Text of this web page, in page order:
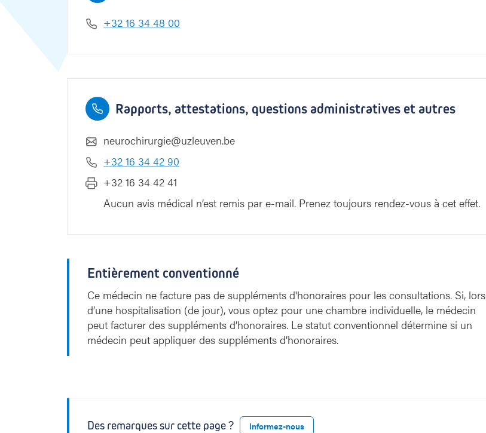
+32 16 34 48 00
Rapports, attestations, questions administratives et autres
neurochirurgie@uzleuven.be
+32 16 34 42 90
+32 16 34 42 41
Aucun avis médical n’est remis par e-mail. Prenez toujours rendez-vous à cet effet.
Entièrement conventionné
Ce médecin ne facture pas de suppléments d'honoraires pour les consultations. Si, lors
d’une hospitalisation (de jour), vous optez pour une chambre individuelle, le médecin
peut facturer des suppléments d’honoraires. Le statut conventionnel détermine si un
médecin peut appliquer des suppléments d’honoraires.
Des remarques sur cette page ? Informez-nous